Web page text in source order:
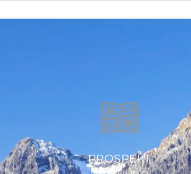
PROSPEKT